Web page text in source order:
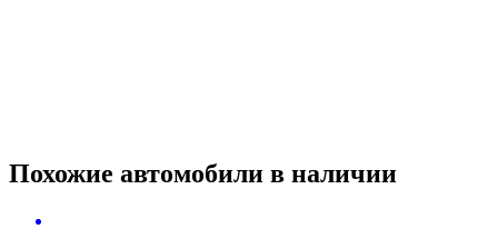
Похожие автомобили в наличии